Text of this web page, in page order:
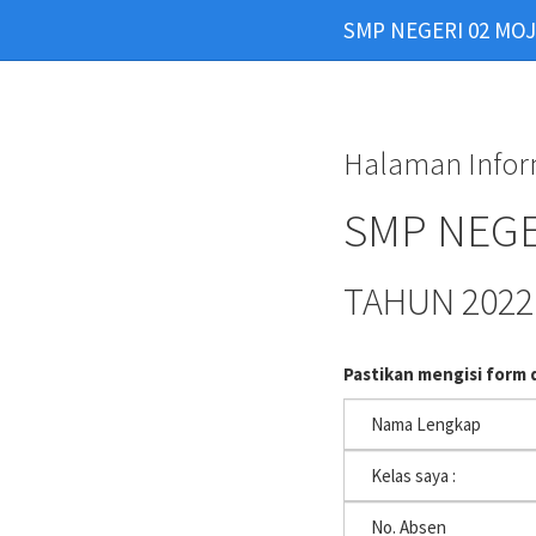
SMP NEGERI 02
Halaman
SMP
TAHUN 2022
Pastikan mengisi form